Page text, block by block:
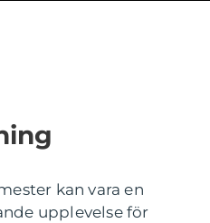
kan vara en
upplevelse för